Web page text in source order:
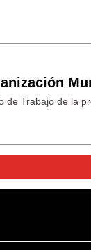
Trabajo de la